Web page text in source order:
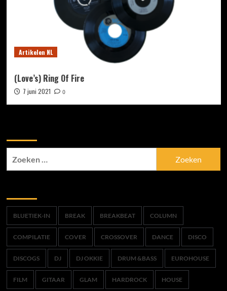
Artikelen NL
(Love’s) Ring Of Fire
7 juni 2021 0
BLUETIEK-IN BREAK BREAKBEAT COLUMN
COMPILATIE COVER CROSSOVER DANCE DISCO
DISCOGS DJ DJ OKKIE DRUM &BASS EUROHOUSE
FILM GITAAR GLAM HARDROCK HOUSE